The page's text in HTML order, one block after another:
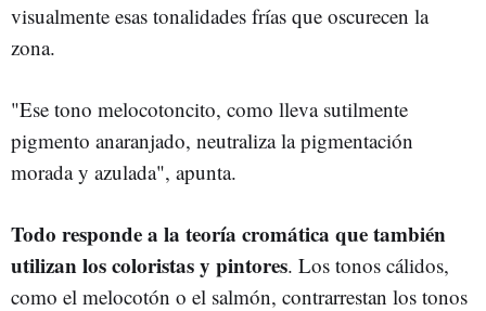
visualmente esas tonalidades frías que oscurecen la
zona.
"Ese tono melocotoncito, como lleva sutilmente
pigmento anaranjado, neutraliza la pigmentación
morada y azulada", apunta.
Todo responde a la teoría cromática que también
utilizan los coloristas y pintores. Los tonos cálidos,
como el melocotón o el salmón, contrarrestan los tonos